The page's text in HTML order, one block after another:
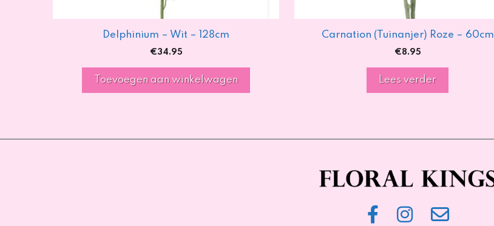
Delphinium – Wit – 128cm
€34.95
Toevoegen aan winkelwagen
Carnation (Tuinanjer) Roze – 60cm
€8.95
Lees verder